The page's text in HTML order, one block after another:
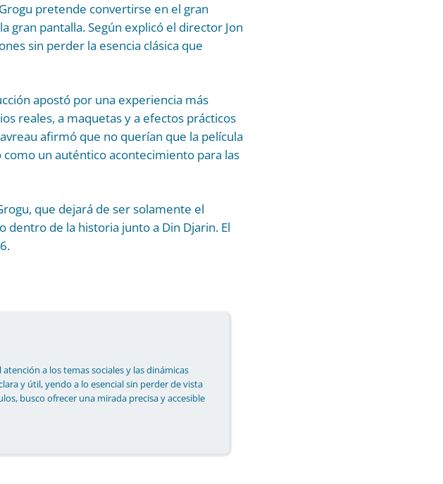
pretende convertirse en el gran
gran pantalla. Según explicó el director Jon
sin perder la esencia clásica que
apostó por una experiencia más
reales, a maquetas y a efectos prácticos
afirmó que no querían que la película
un auténtico acontecimiento para las
que dejará de ser solamente el
dentro de la historia junto a Din Djarin. El
a los temas sociales y las dinámicas
y útil, yendo a lo esencial sin perder de vista
busco ofrecer una mirada precisa y accesible